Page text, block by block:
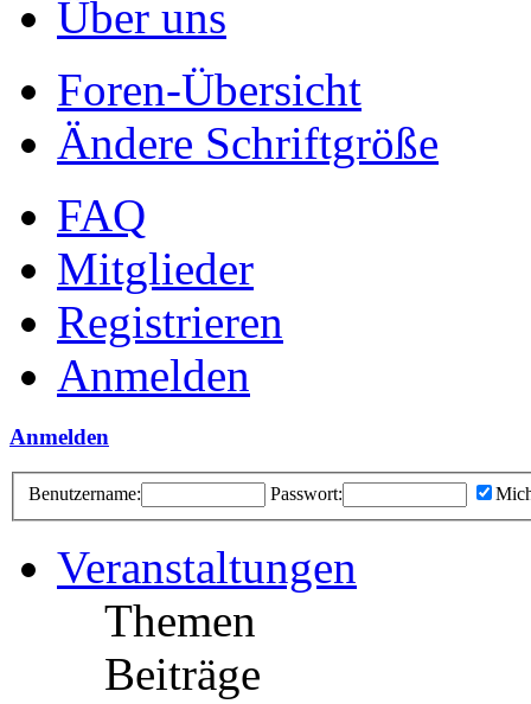
Über uns
Foren-Übersicht
Ändere Schriftgröße
FAQ
Mitglieder
Registrieren
Anmelden
Anmelden
Benutzername: Passwort:
Veranstaltungen
Themen
Beiträge